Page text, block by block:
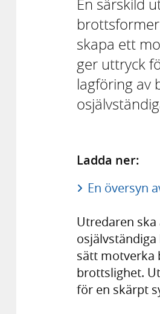
En särskild
skapa ett
ger uttryck
lagföring av
Ladda ner:
En översyn
Utredaren
sätt motverka
brottslighet.
för en skärpt